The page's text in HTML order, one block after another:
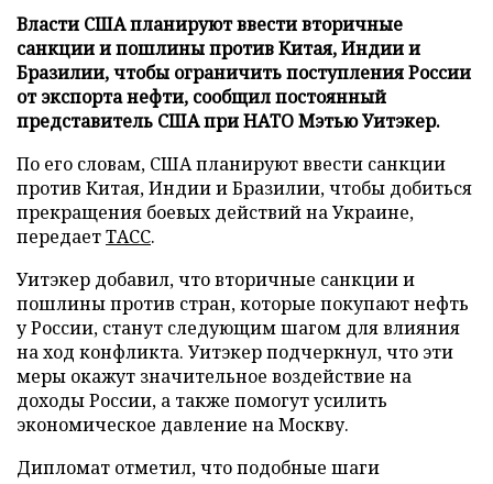
Власти США планируют ввести вторичные
санкции и пошлины против Китая, Индии и
Бразилии, чтобы ограничить поступления России
от экспорта нефти, сообщил постоянный
представитель США при НАТО Мэтью Уитэкер.
По его словам, США планируют ввести санкции
против Китая, Индии и Бразилии, чтобы добиться
прекращения боевых действий на Украине,
передаетТАСС.
Уитэкер добавил, что вторичные санкции и
пошлины против стран, которые покупают нефть
у России, станут следующим шагом для влияния
на ход конфликта. Уитэкер подчеркнул, что эти
меры окажут значительное воздействие на
доходы России, а также помогут усилить
экономическое давление на Москву.
Дипломат отметил, что подобные шаги